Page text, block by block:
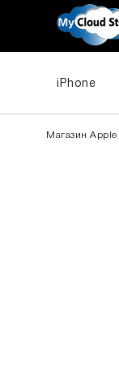
iPhone
Магазин Apple